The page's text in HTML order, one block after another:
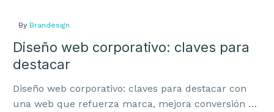
By Brandesign
Diseño web corporativo: claves para
destacar
Diseño web corporativo: claves para destacar con
una web que refuerza marca, mejora conversión y
Teléfono:914237072
Email: info@brandesign.es